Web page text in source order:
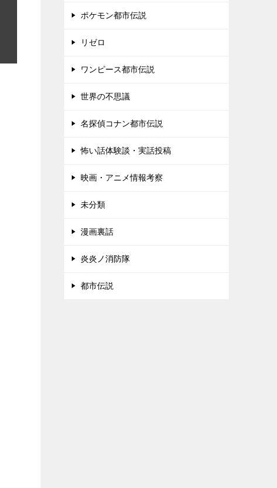
ポケモン都市伝説
リゼロ
ワンピース都市伝説
世界の不思議
名探偵コナン都市伝説
怖い話体験談・実話投稿
映画・アニメ情報考察
未分類
漫画裏話
炎炎ノ消防隊
都市伝説